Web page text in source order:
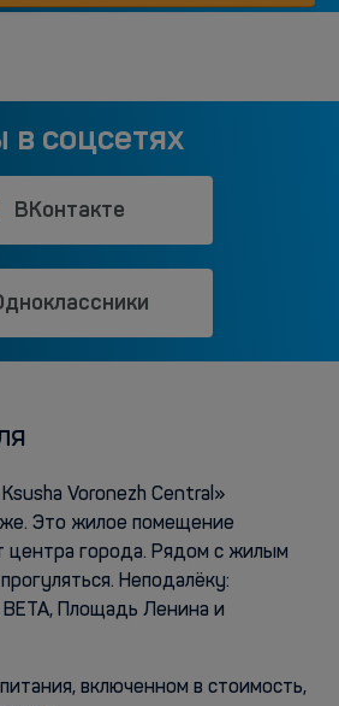
соцсетях
ВКонтакте
Voronezh Central»
Это жилое помещение
центра города. Рядом с жилым
Неподалёку:
Площадь Ленина и
включенном в стоимость,